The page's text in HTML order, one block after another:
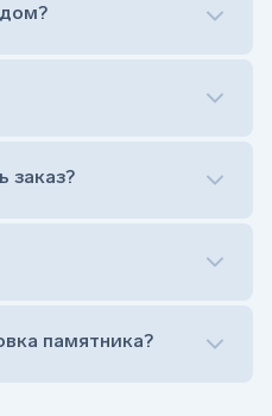
портрет не рисовать)
(online)
выезд менеджера на дом
(online)
выезд менеджера на дом
заказ?
памятника?